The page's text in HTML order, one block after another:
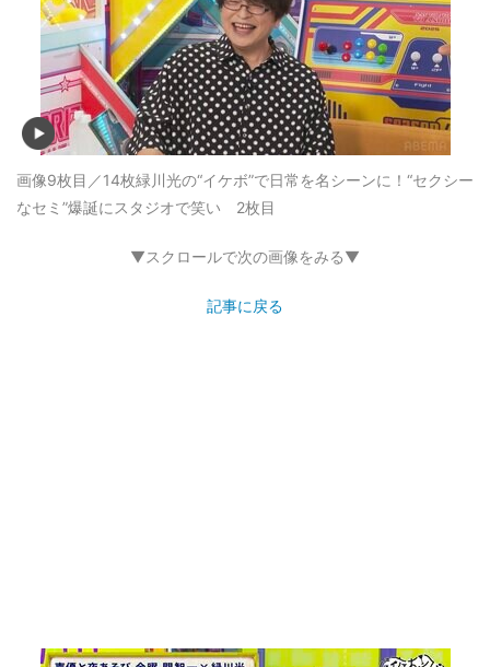
画像9枚目／14枚緑川光の“イケボ”で日常を名シーンに！“セクシー
なセミ”爆誕にスタジオで笑い 2枚目
▼スクロールで次の画像をみる▼
記事に戻る